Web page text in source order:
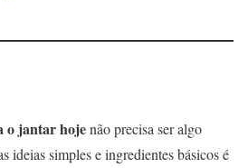
o jantar hojenão precisa ser algo
ideias simples e ingredientes básicos é